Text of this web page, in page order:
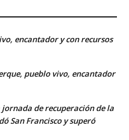
encantador y con recursos
pueblo vivo, encantador
de recuperación de la
San Francisco y superó